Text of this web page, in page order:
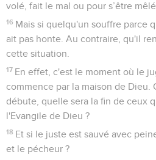
volé, fait le mal ou pour s’être
16 Mais si quelqu'un souffre parce
ait pas honte. Au contraire, qu'il
cette situation.
17 En effet, c'est le moment où le
commence par la maison de Dieu.
débute, quelle sera la fin de ceux
l'Evangile de Dieu ?
18 Et si le juste est sauvé avec
et le pécheur ?